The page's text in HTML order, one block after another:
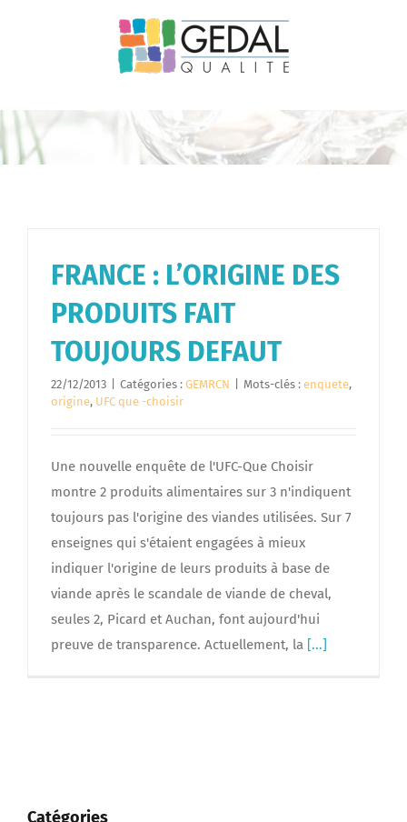
FRANCE : L’ORIGINE DES
PRODUITS FAIT
TOUJOURS DEFAUT
22/12/2013 Catégories : GEMRCN Mots-clés : enquete,
origine, UFC que -choisir
Une nouvelle enquête de l'UFC-Que Choisir
montre 2 produits alimentaires sur 3 n'indiquent
toujours pas l'origine des viandes utilisées. Sur 7
enseignes qui s'étaient engagées à mieux
indiquer l'origine de leurs produits à base de
viande après le scandale de viande de cheval,
seules 2, Picard et Auchan, font aujourd'hui
preuve de transparence. Actuellement, la [...]
Catégories